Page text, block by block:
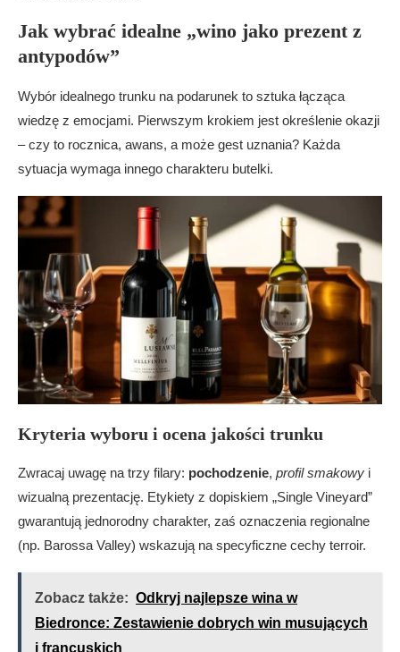
Jak wybrać idealne „wino jako prezent z
antypodów”
Wybór idealnego trunku na podarunek to sztuka łącząca
wiedzę z emocjami. Pierwszym krokiem jest określenie okazji
– czy to rocznica, awans, a może gest uznania? Każda
sytuacja wymaga innego charakteru butelki.
Kryteria wyboru i ocena jakości trunku
Zwracaj uwagę na trzy filary: pochodzenie, profil smakowy i
wizualną prezentację. Etykiety z dopiskiem „Single Vineyard”
gwarantują jednorodny charakter, zaś oznaczenia regionalne
(np. Barossa Valley) wskazują na specyficzne cechy terroir.
Zobacz także: Odkryj najlepsze wina w
Biedronce: Zestawienie dobrych win musujących
i francuskich